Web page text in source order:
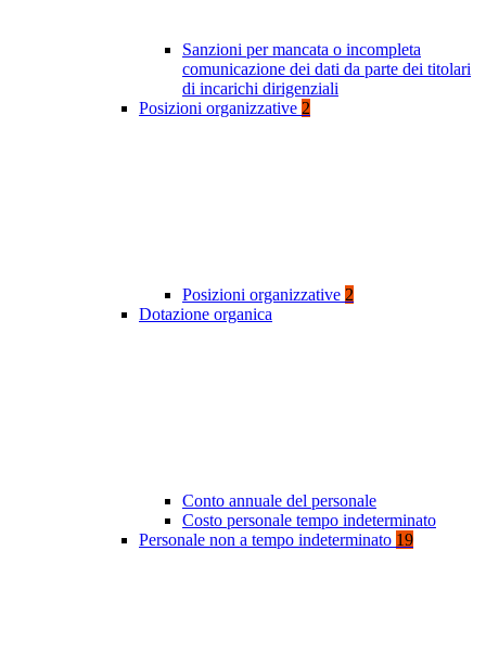
Sanzioni per mancata o incompleta
comunicazione dei dati da parte dei titolari
di incarichi dirigenziali
Posizioni organizzative 2
Posizioni organizzative 2
Dotazione organica
Conto annuale del personale
Costo personale tempo indeterminato
Personale non a tempo indeterminato 19